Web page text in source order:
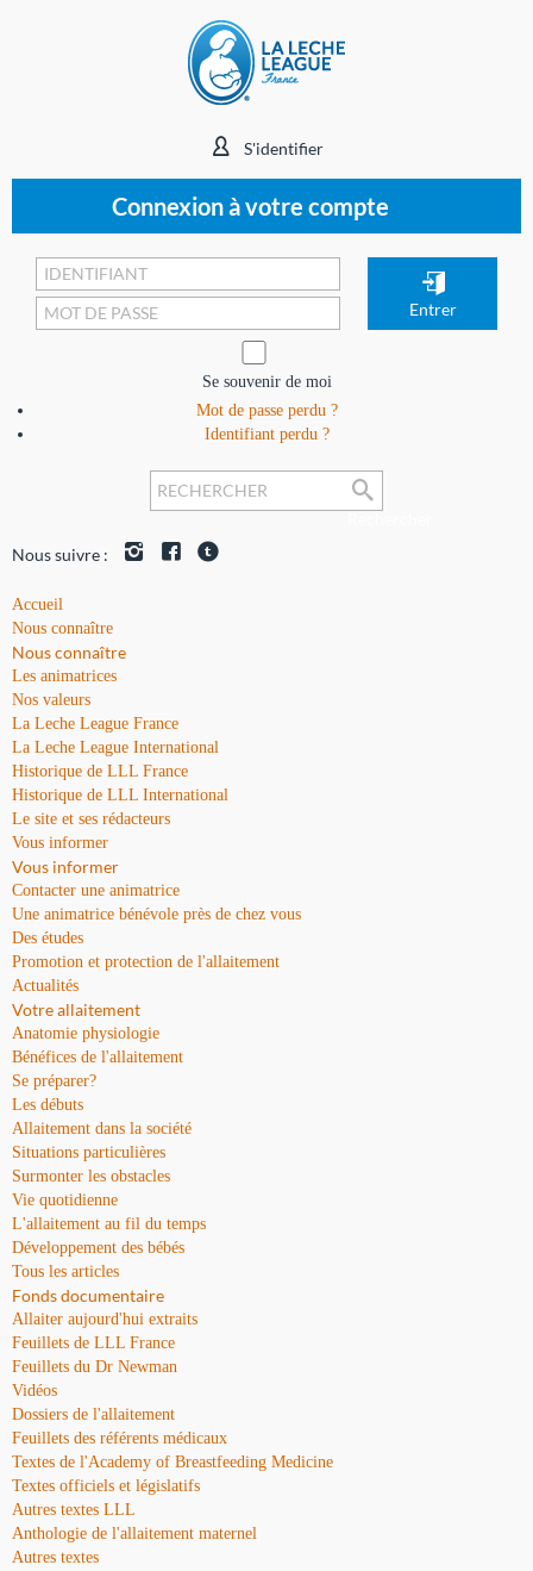
S'identifier
Connexion à votre compte
Se souvenir de moi
Mot de passe perdu ?
Identifiant perdu ?
Nous suivre :
Accueil
Nous connaître
Nous connaître
Les animatrices
Nos valeurs
La Leche League France
La Leche League International
Historique de LLL France
Historique de LLL International
Le site et ses rédacteurs
Vous informer
Vous informer
Contacter une animatrice
Une animatrice bénévole près de chez vous
Des études
Promotion et protection de l'allaitement
Actualités
Votre allaitement
Anatomie physiologie
Bénéfices de l'allaitement
Se préparer?
Les débuts
Allaitement dans la société
Situations particulières
Surmonter les obstacles
Vie quotidienne
L'allaitement au fil du temps
Développement des bébés
Tous les articles
Fonds documentaire
Allaiter aujourd'hui extraits
Feuillets de LLL France
Feuillets du Dr Newman
Vidéos
Dossiers de l'allaitement
Feuillets des référents médicaux
Textes de l'Academy of Breastfeeding Medicine
Textes officiels et législatifs
Autres textes LLL
Anthologie de l'allaitement maternel
Autres textes